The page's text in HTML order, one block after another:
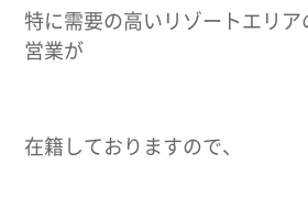
特に需要の高いリゾートエリア
営業が
在籍しておりますので、